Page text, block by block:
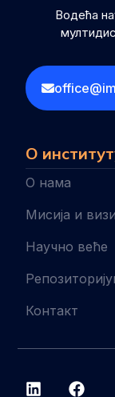
Водећа
О
О нама
Мисија и
Научно веће
Контакт
i
a
n